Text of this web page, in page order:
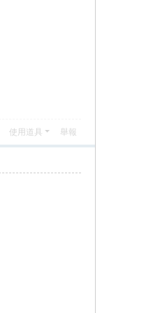
使用道具 舉報